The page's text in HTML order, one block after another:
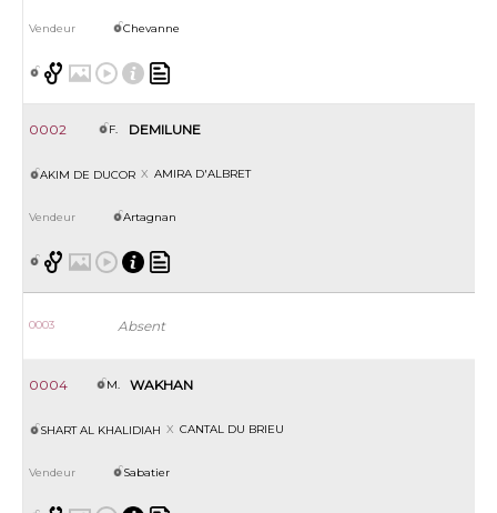
Chevanne
0002 F. DEMILUNE
AKIM DE DUCOR AMIRA D'ALBRET
Artagnan
0003 Absent
0004 M. WAKHAN
SHART AL KHALIDIAH CANTAL DU BRIEU
Sabatier